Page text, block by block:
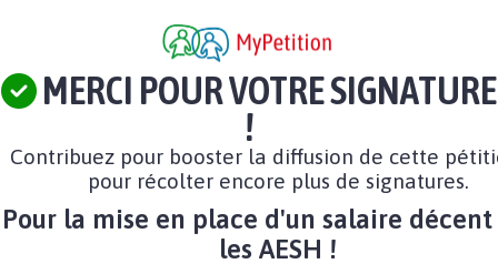
MERCI POUR VOTRE SIGNATURE
!
Contribuez pour booster la diffusion de cette
pour récolter encore plus de signatures.
Pour la mise en place d'un salaire
les AESH !